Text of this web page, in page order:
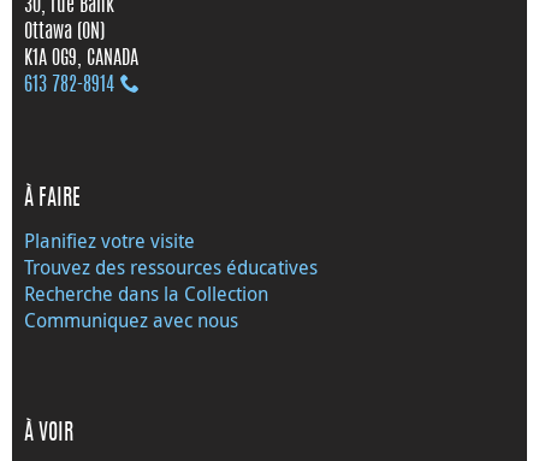
30, rue Bank
Ottawa (ON)
K1A 0G9, CANADA
613 782‑8914
À FAIRE
Planifiez votre visite
Trouvez des ressources éducatives
Recherche dans la Collection
Communiquez avec nous
À VOIR